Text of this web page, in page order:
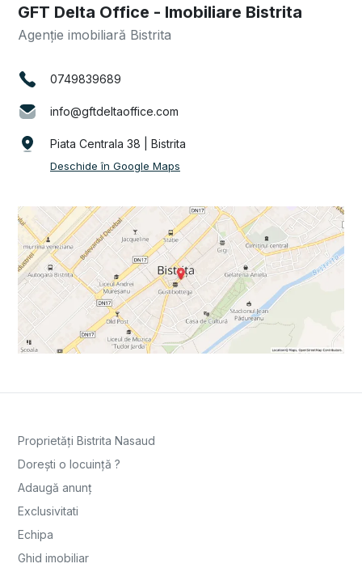
GFT Delta Office - Imobiliare Bistrita
Agenție imobiliară Bistrita
0749839689
info@gftdeltaoffice.com
Piata Centrala 38 | Bistrita
Deschide în Google Maps
Proprietăți Bistrita Nasaud
Dorești o locuință ?
Adaugă anunț
Exclusivitati
Echipa
Ghid imobiliar